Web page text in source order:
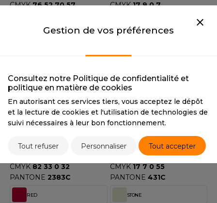
GEN
MORNING STUDIOS
SEGURIDAD
DUICK
CMYK 76 52 70 57
CMYK 17 9 0 7
INDIGO BLUE KIT
CMYK
LEAF GREEN
LEAF GREEN
CMYK 19 0 16 55
PANTONE 5615C
NAVY
NAVY
CMYK 77 62 40 72
PANTONE 2767
CMYK 82 33 0 32
PANTONE 2383C
POWDER GREY
POWDER GREY
CMYK 17 7 0 55
PANTONE 431C
RED STONE
Gestion de vos préférences
Consultez notre Politique de confidentialité et
politique en matière de cookies
En autorisant ces services tiers, vous acceptez le dépôt
et la lecture de cookies et l'utilisation de technologies de
suivi nécessaires à leur bon fonctionnement.
Tout refuser Personnaliser Tout accepter